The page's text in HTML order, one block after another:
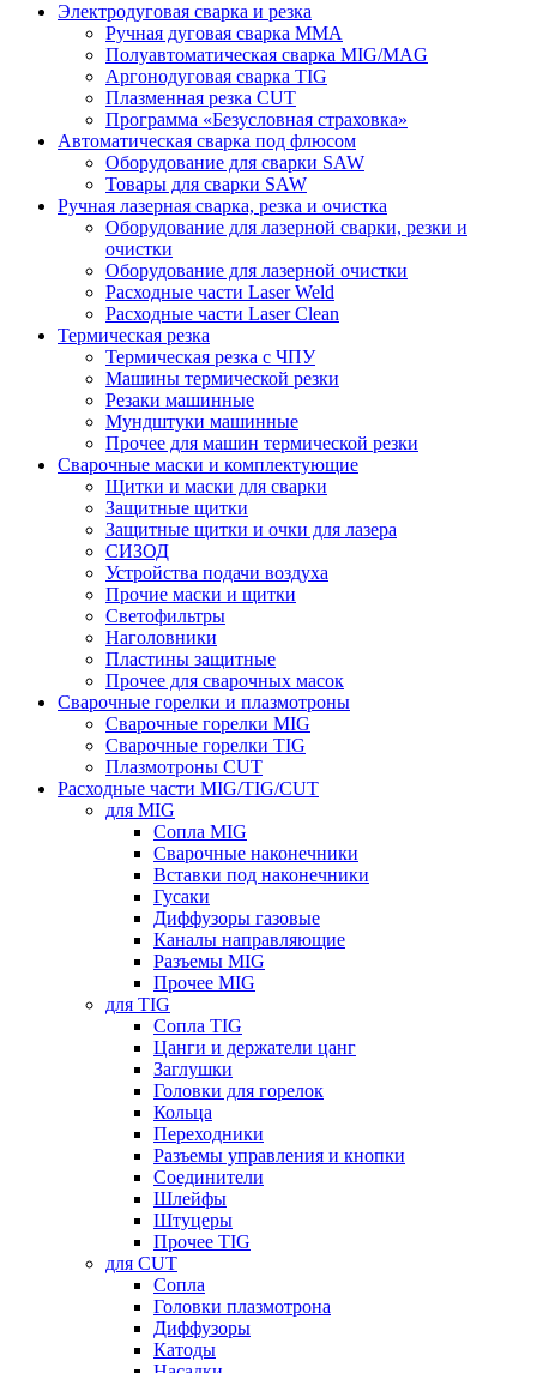
Электродуговая сварка и резка
Ручная дуговая сварка MMA
Полуавтоматическая сварка MIG/MAG
Аргонодуговая сварка TIG
Плазменная резка CUT
Программа «Безусловная страховка»
Автоматическая сварка под флюсом
Оборудование для сварки SAW
Товары для сварки SAW
Ручная лазерная сварка, резка и очистка
Оборудование для лазерной сварки, резки и
очистки
Оборудование для лазерной очистки
Расходные части Laser Weld
Расходные части Laser Clean
Термическая резка
Термическая резка с ЧПУ
Машины термической резки
Резаки машинные
Мундштуки машинные
Прочее для машин термической резки
Сварочные маски и комплектующие
Щитки и маски для сварки
Защитные щитки
Защитные щитки и очки для лазера
СИЗОД
Устройства подачи воздуха
Прочие маски и щитки
Светофильтры
Наголовники
Пластины защитные
Прочее для сварочных масок
Сварочные горелки и плазмотроны
Сварочные горелки MIG
Сварочные горелки TIG
Плазмотроны CUT
Расходные части MIG/TIG/CUT
для MIG
Сопла MIG
Сварочные наконечники
Вставки под наконечники
Гусаки
Диффузоры газовые
Каналы направляющие
Разъемы MIG
Прочее MIG
для TIG
Сопла TIG
Цанги и держатели цанг
Заглушки
Головки для горелок
Кольца
Переходники
Разъемы управления и кнопки
Соединители
Шлейфы
Штуцеры
Прочее TIG
для CUT
Сопла
Головки плазмотрона
Диффузоры
Катоды